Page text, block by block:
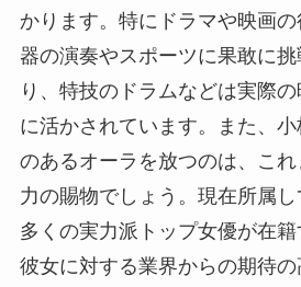
かります。特にドラマや映画
器の演奏やスポーツに果敢に
り、特技のドラムなどは実際
に活かされています。また、
のあるオーラを放つのは、こ
力の賜物でしょう。現在所属し
多くの実力派トップ女優が在籍
彼女に対する業界からの期待の